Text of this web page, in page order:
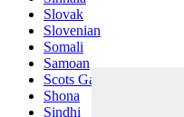
Slovak
Slovenian
Somali
Samoan
Scots Gaelic
Shona
Sindhi